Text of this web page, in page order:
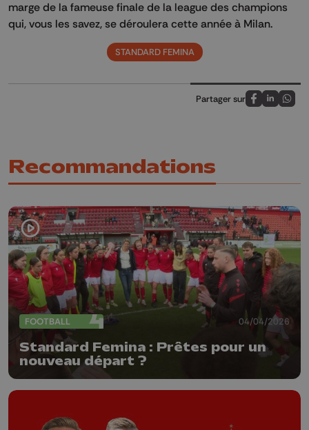
marge de la fameuse finale de la league des champions
qui, vous les savez, se déroulera cette année à Milan.
STANDARD FEMINA
Partager sur
Partagez sur
Partagez
Recommandations
FOOTBALL 04/04/2026
Standard Femina : Prêtes pour un
nouveau départ ?